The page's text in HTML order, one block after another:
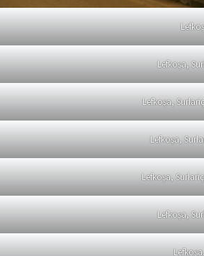
Lefkoşa,
Lefkoşa,
Lefkoşa,
Lefkoşa,
Lefkoşa,